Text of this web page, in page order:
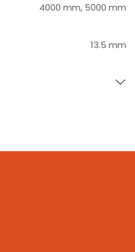
4000 mm, 5000 mm
13.5 mm